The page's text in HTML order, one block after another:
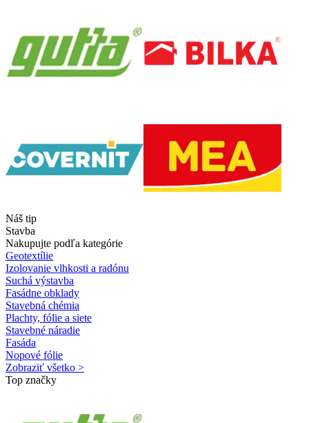
Náš tip
Stavba
Nakupujte podľa kategórie
Geotextílie
Izolovanie vlhkosti a radónu
Suchá výstavba
Fasádne obklady
Stavebná chémia
Plachty, fólie a siete
Stavebné náradie
Fasáda
Nopové fólie
Zobraziť všetko >
Top značky